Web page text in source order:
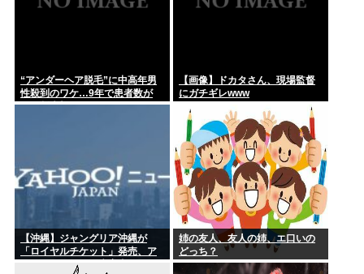
“アンダーヘア脱毛”に中高年男
性殺到のワケ…9年で患者数が
200倍以上
【画像】ドカタさん、現場監督
にガチギレwww
【沖縄】ジャングリア沖縄が
「ロイヤルチケット」発売、ア
トラクションの優先案内などの
姉の友人、友人の姉、エ口いの
どっち？